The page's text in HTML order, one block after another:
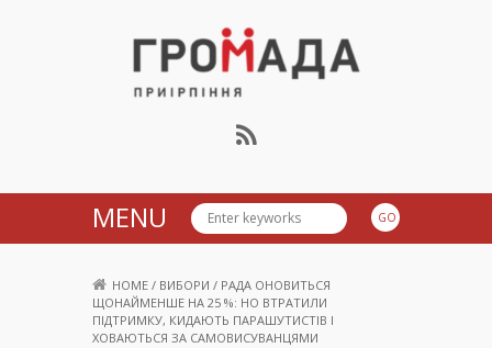
Громада Приірпіння
MENU
HOME / ВИБОРИ / РАДА ОНОВИТЬСЯ
ЩОНАЙМЕНШЕ НА 25 %: НО ВТРАТИЛИ
ПІДТРИМКУ, КИДАЮТЬ ПАРАШУТИСТІВ І
ХОВАЮТЬСЯ ЗА САМОВИСУВАНЦЯМИ